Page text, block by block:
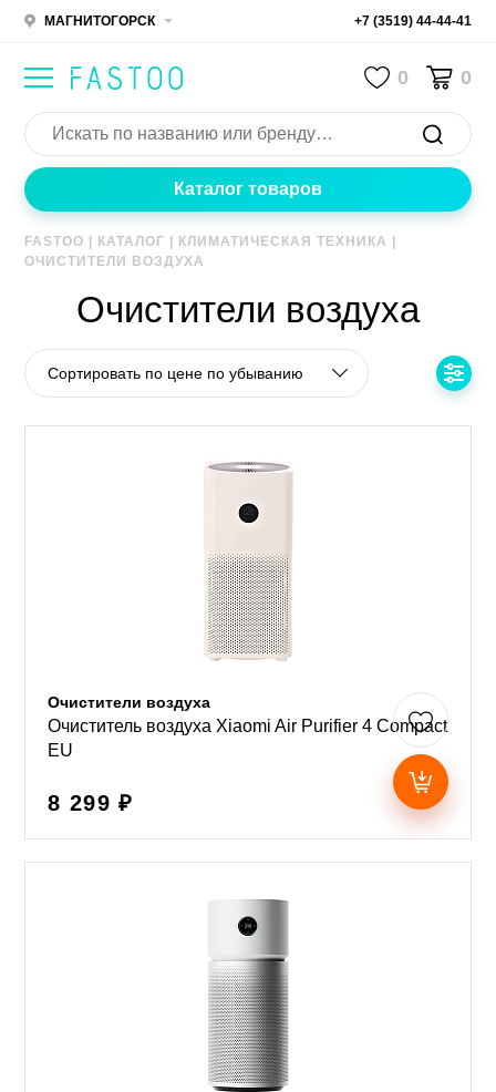
МАГНИТОГОРСК +7 (3519) 44-44-41
0 0
Каталог товаров
FASTOO КАТАЛОГ КЛИМАТИЧЕСКАЯ ТЕХНИКА
ОЧИСТИТЕЛИ ВОЗДУХА
Очистители воздуха
Сортировать по цене по убыванию
Очистители воздуха
Очиститель воздуха Xiaomi Air Purifier 4 Compact
EU
8 299 ₽